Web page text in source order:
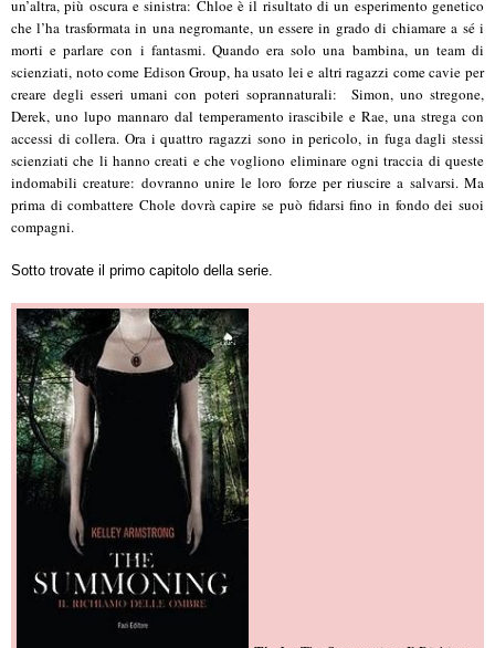
un’altra, più oscura e sinistra: Chloe è il risultato di un esperimento genetico
che l’ha trasformata in una negromante, un essere in grado di chiamare a sé i
morti e parlare con i fantasmi. Quando era solo una bambina, un team di
scienziati, noto come Edison Group, ha usato lei e altri ragazzi come cavie per
creare degli esseri umani con poteri soprannaturali: Simon, uno stregone,
Derek, uno lupo mannaro dal temperamento irascibile e Rae, una strega con
accessi di collera. Ora i quattro ragazzi sono in pericolo, in fuga dagli stessi
scienziati che li hanno creati e che vogliono eliminare ogni traccia di queste
indomabili creature: dovranno unire le loro forze per riuscire a salvarsi. Ma
prima di combattere Chole dovrà capire se può fidarsi fino in fondo dei suoi
compagni.
Sotto trovate il primo capitolo della serie.